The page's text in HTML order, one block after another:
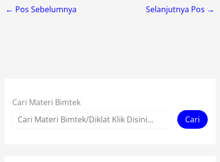
← Pos Sebelumnya Selanjutnya Pos →
Cari Materi Bimtek
Cari